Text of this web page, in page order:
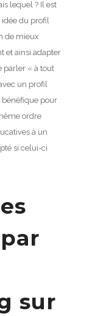
lequel ? Il est
idée du profil
de mieux
et ainsi adapter
parler « à tout
un profil
bénéfique pour
ordre
à un
si celui-ci
sur